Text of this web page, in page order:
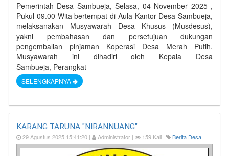
Pemerintah Desa Sambueja, Selasa, 04 November 2025 ,
Pukul 09.00 Wita bertempat di Aula Kantor Desa Sambueja,
melaksanakan Musyawarah Desa Khusus (Musdesus),
yakni pembahasan dan persetujuan dukungan
pengembalian pinjaman Koperasi Desa Merah Putih.
Musyawarah ini dihadiri oleh Kepala Desa
Sambueja, Perangkat
SELENGKAPNYA
KARANG TARUNA "NIRANNUANG"
29 Agustus 2025 15:41:20 | Administrator | 159 Kali | Berita Desa